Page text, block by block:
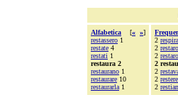
Alfabetica [« »]
restassero 1
restate 4
restati 1
restaura 2
restaurano 1
restaurare 10
restaurarla 1
2 respira
2
2
2
2
2
2